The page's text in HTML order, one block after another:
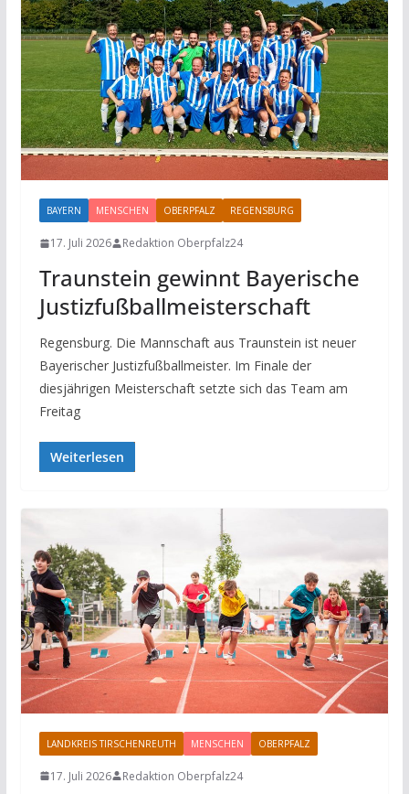
BAYERN MENSCHEN OBERPFALZ REGENSBURG
17. Juli 2026 Redaktion Oberpfalz24
Traunstein gewinnt Bayerische
Justizfußballmeisterschaft
Regensburg. Die Mannschaft aus Traunstein ist neuer
Bayerischer Justizfußballmeister. Im Finale der
diesjährigen Meisterschaft setzte sich das Team am
Freitag
Weiterlesen
LANDKREIS TIRSCHENREUTH MENSCHEN OBERPFALZ
17. Juli 2026 Redaktion Oberpfalz24